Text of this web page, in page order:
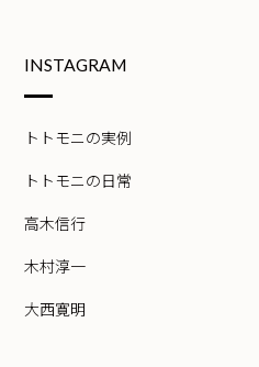
INSTAGRAM
トトモニの実例
トトモニの日常
高木信行
木村淳一
大西寛明